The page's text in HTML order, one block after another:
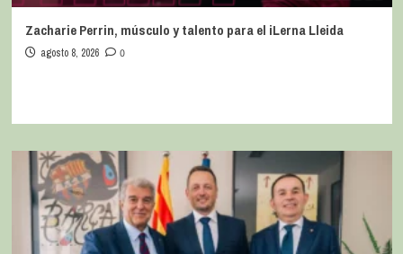
Zacharie Perrin, músculo y talento para el iLerna Lleida
agosto 8, 2026 0